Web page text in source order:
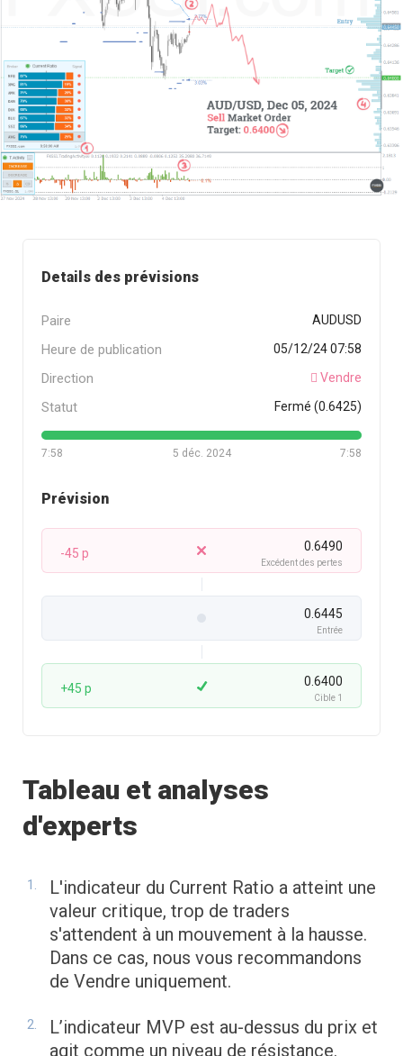
Details des prévisions
Paire AUDUSD
Heure de publication 05/12/24 07:58
Direction Vendre
Statut Fermé (0.6425)
7:58 7:58
5 déc. 2024
Prévision
-45 p 0.6490
Excédent des pertes
0.6445
Entrée
+45 p 0.6400
Cible 1
Tableau et analyses
d'experts
L'indicateur du Current Ratio a atteint une
valeur critique, trop de traders
s'attendent à un mouvement à la hausse.
Dans ce cas, nous vous recommandons
de Vendre uniquement.
L’indicateur MVP est au-dessus du prix et
agit comme un niveau de résistance.